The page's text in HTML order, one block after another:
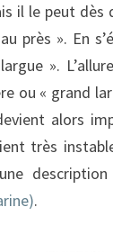
il le peut dès
près ». En
».
ou « grand
alors
très
.